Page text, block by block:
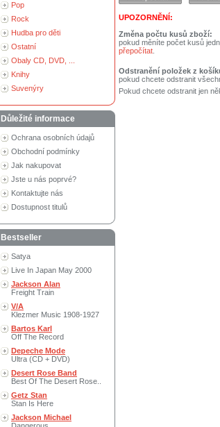
Pop
Rock
Hudba pro děti
Ostatní
Obaly CD, DVD, ...
Knihy
Suvenýry
Důležité informace
Ochrana osobních údajů
Obchodní podmínky
Jak nakupovat
Jste u nás poprvé?
Kontaktujte nás
Dostupnost titulů
Bestseller
Satya
Live In Japan May 2000
Jackson Alan
Freight Train
V/A
Klezmer Music 1908-1927
Bartos Karl
Off The Record
Depeche Mode
Ultra (CD + DVD)
Desert Rose Band
Best Of The Desert Rose..
Getz Stan
Stan Is Here
Jackson Michael
UPOZORNĚNÍ:
Změna počtu kusů zboží:
pokud měníte počet kusů
přepočítat
Odstranění položek z
pokud chcete odstranit
Pokud chcete odstranit jen